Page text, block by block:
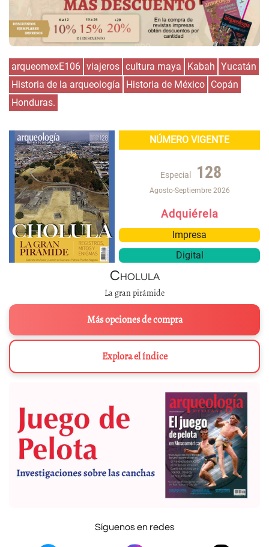
arqueomexE106 viajeros cultura maya Kabah Yucatán
Historia de la arqueología
Historia de México Copán
Honduras.
NÚMERO VIGENTE
Especial 128
Agosto-Septiembre 2026
Adquiérela
Impresa
Digital
Cholula
La gran pirámide
Más opciones de compra
Explora el índice
Síguenos en redes